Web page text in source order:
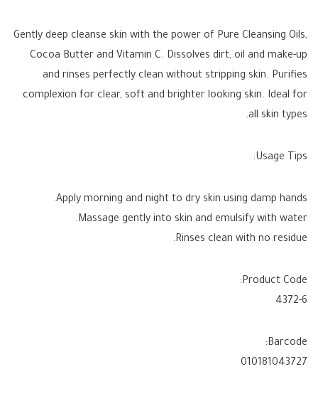
Gently deep cleanse skin with the power of Pure Cleansing Oils,
Cocoa Butter and Vitamin C. Dissolves dirt, oil and make-up
and rinses perfectly clean without stripping skin. Purifies
complexion for clear, soft and brighter looking skin. Ideal for
all skin types.
Usage Tips:
Apply morning and night to dry skin using damp hands.
Massage gently into skin and emulsify with water.
Rinses clean with no residue.
Product Code:
4372-6
Barcode:
010181043727